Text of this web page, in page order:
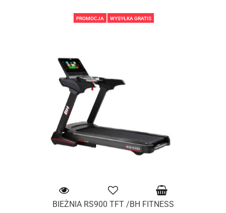
PROMOCJA WYSYŁKA GRATIS
BIEŻNIA RS900 TFT /BH FITNESS